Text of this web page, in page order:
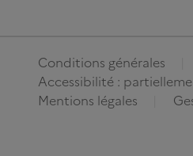
Conditions générales
Accessibilité :
Mentions légales